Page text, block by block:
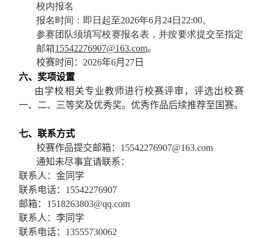
校内报名
报名时间：即日起至2026年6月 24日 22:00。
参赛团队须填写校赛报名表，并按要求提交至指定
邮箱15542276907@163.com。
校赛时间： 2026年6月 27日
六、奖项设置
由学校相关专业教师进行校赛评审，评选出校赛
一、二、三等奖及优秀奖。优秀作品后续推荐至国赛。
七、联系方式
校赛作品提交邮箱： 15542276907@163.com
通知未尽事宜请联系：
联系人： 金同学
联系电话： 15542276907
邮箱： 1518263803@qq.com
联系人：李同学
联系电话： 13555730062